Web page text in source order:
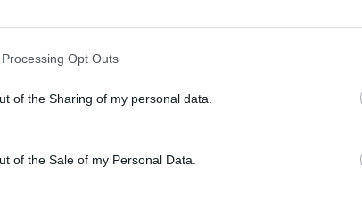
Opt Outs
of the Sharing of my personal data.
of the Sale of my Personal Data.
de